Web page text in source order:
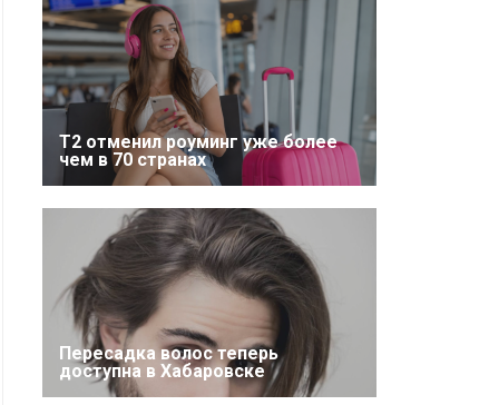
Т2 отменил роуминг уже более
чем в 70 странах
Пересадка волос теперь
доступна в Хабаровске